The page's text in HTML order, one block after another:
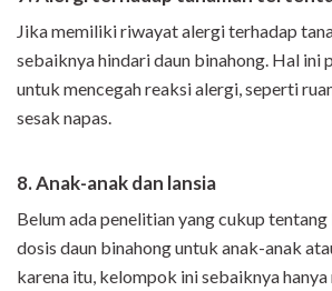
Jika memiliki riwayat alergi terhadap
sebaiknya hindari daun binahong. Hal ini
untuk mencegah reaksi alergi, seperti
sesak napas.
8. Anak-anak dan lansia
Belum ada penelitian yang cukup tentang
dosis daun binahong untuk anak-anak
karena itu, kelompok ini sebaiknya hanya